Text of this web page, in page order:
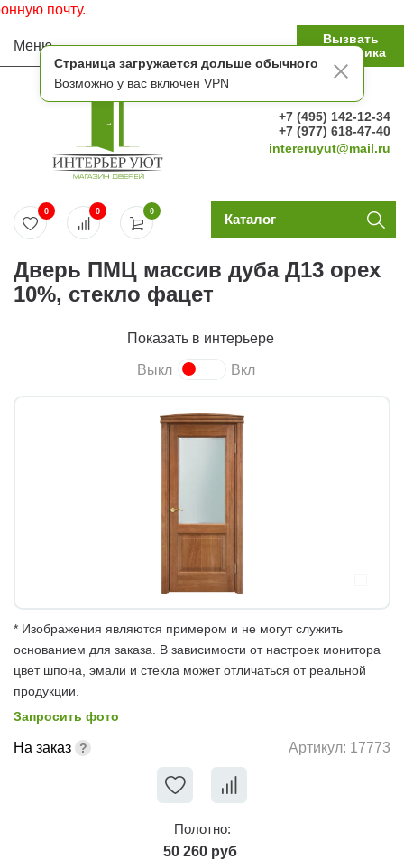
Страница загружается дольше обычного
Возможно у вас включен VPN
Меню
Вызвать
замерщика
+7 (495) 142-12-34
+7 (977) 618-47-40
intereruyut@mail.ru
0
0 0 Каталог
Дверь ПМЦ массив дуба Д13 орех
10%, стекло фацет
Показать в интерьере
Выкл Вкл
* Изображения являются примером и не могут служить
основанием для заказа. В зависимости от настроек монитора
цвет шпона, эмали и стекла может отличаться от реальной
продукции.
Запросить фото
На заказ Артикул: 17773
Полотно:
50 260 руб